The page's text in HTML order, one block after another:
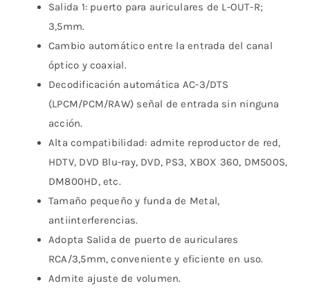
Salida 1: puerto para auriculares de L-OUT-R;
3,5mm.
Cambio automático entre la entrada del canal
óptico y coaxial.
Decodificación automática AC-3/DTS
(LPCM/PCM/RAW) señal de entrada sin ninguna
acción.
Alta compatibilidad: admite reproductor de red,
HDTV, DVD Blu-ray, DVD, PS3, XBOX 360, DM500S,
DM800HD, etc.
Tamaño pequeño y funda de Metal,
antiinterferencias.
Adopta Salida de puerto de auriculares
RCA/3,5mm, conveniente y eficiente en uso.
Admite ajuste de volumen.